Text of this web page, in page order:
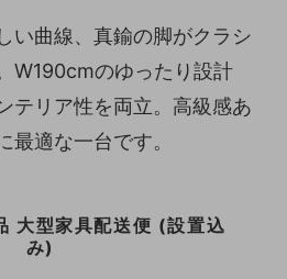
い曲線、真鍮の脚がクラシ
W190cmのゆったり設計
テリア性を両立。高級感あ
最適な一台です。
大型家具配送便 (設置込
み)